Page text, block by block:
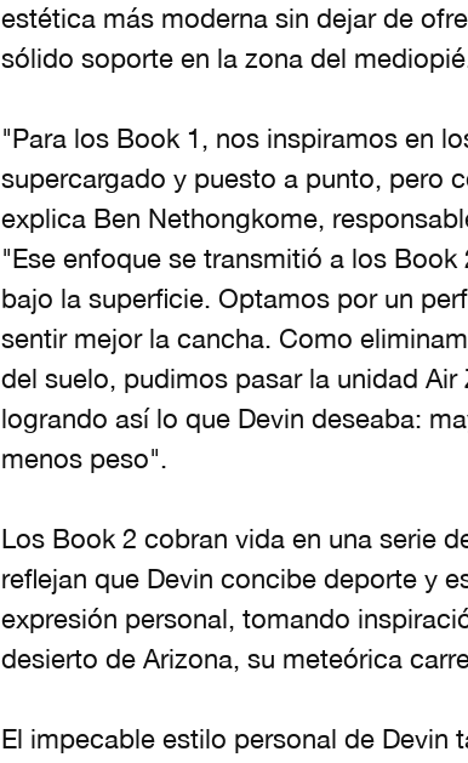
estética más moderna sin dejar de
sólido soporte en la zona del
"Para los Book 1, nos inspiramos en
supercargado y puesto a punto, pero
explica Ben Nethongkome,
"Ese enfoque se transmitió a los
bajo la superficie. Optamos por un
sentir mejor la cancha. Como
del suelo, pudimos pasar la unidad
logrando así lo que Devin deseaba:
menos peso".
Los Book 2 cobran vida en una serie
reflejan que Devin concibe deporte y
expresión personal, tomando
desierto de Arizona, su meteórica
El impecable estilo personal de Devin